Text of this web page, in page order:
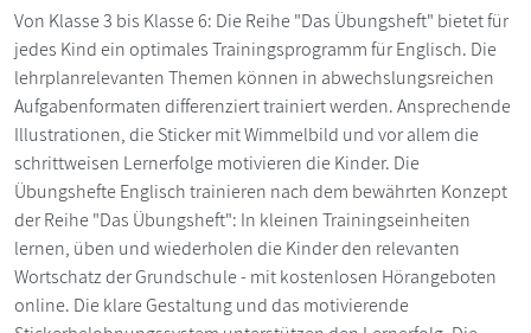
Von Klasse 3 bis Klasse 6: Die Reihe "Das Übungsheft" bietet für
jedes Kind ein optimales Trainingsprogramm für Englisch. Die
lehrplanrelevanten Themen können in abwechslungsreichen
Aufgabenformaten differenziert trainiert werden. Ansprechende
Illustrationen, die Sticker mit Wimmelbild und vor allem die
schrittweisen Lernerfolge motivieren die Kinder. Die
Übungshefte Englisch trainieren nach dem bewährten Konzept
der Reihe "Das Übungsheft": In kleinen Trainingseinheiten
lernen, üben und wiederholen die Kinder den relevanten
Wortschatz der Grundschule - mit kostenlosen Hörangeboten
online. Die klare Gestaltung und das motivierende